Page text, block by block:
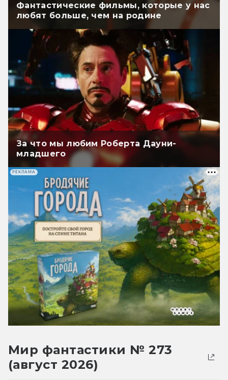
Фантастические фильмы, которые у нас
любят больше, чем на родине
За что мы любим Роберта Дауни-
младшего
РЕКЛАМА
Мир фантастики № 273
(август 2026)